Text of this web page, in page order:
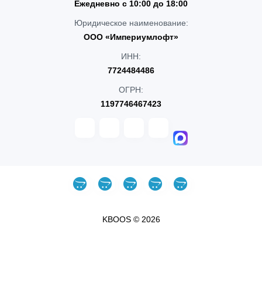
Ежедневно с 10:00 до 18:00
Юридическое наименование:
ООО «Империумлофт»
ИНН:
7724484486
ОГРН:
1197746467423
KBOOS © 2026